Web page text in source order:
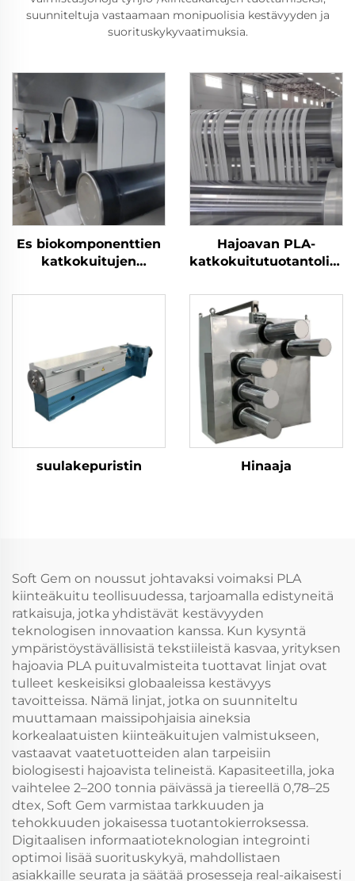
suunniteltuja vastaamaan monipuolisia kestävyyden ja
suorituskykyvaatimuksia.
Es biokomponenttien
katkokuitujen
Hajoavan PLA-
valmistuskone
suulakepuristin Hinaaja
Soft Gem on noussut johtavaksi voimaksi PLA
kiinteäkuitu teollisuudessa, tarjoamalla edistyneitä
ratkaisuja, jotka yhdistävät kestävyyden
teknologisen innovaation kanssa. Kun kysyntä
ympäristöystävällisistä tekstiileistä kasvaa, yrityksen
hajoavia PLA puituvalmisteita tuottavat linjat ovat
tulleet keskeisiksi globaaleissa kestävyys
tavoitteissa. Nämä linjat, jotka on suunniteltu
muuttamaan maissipohjaisia aineksia
korkealaatuisten kiinteäkuitujen valmistukseen,
vastaavat vaatetuotteiden alan tarpeisiin
biologisesti hajoavista telineistä. Kapasiteetilla, joka
vaihtelee 2–200 tonnia päivässä ja tiereellä 0,78–25
dtex, Soft Gem varmistaa tarkkuuden ja
tehokkuuden jokaisessa tuotantokierroksessa.
Digitaalisen informaatioteknologian integrointi
optimoi lisää suorituskykyä, mahdollistaen
asiakkaille seurata ja säätää prosesseja real-aikaisesti